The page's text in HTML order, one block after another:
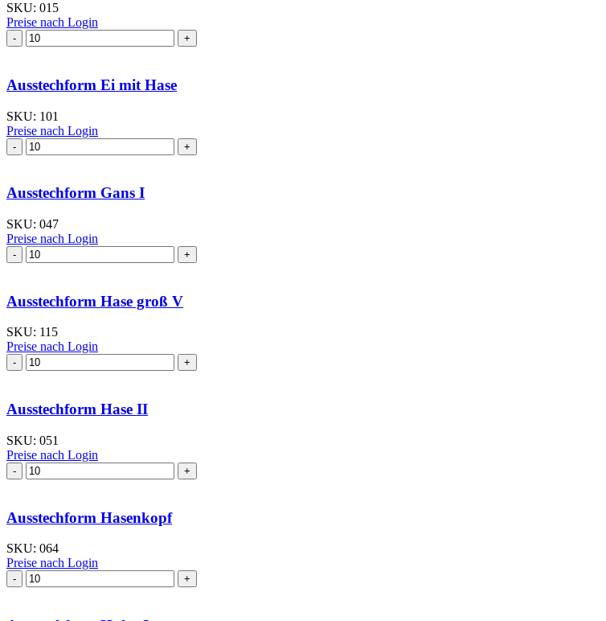
SKU: 015
Preise nach Login
Ausstechform
Mauskopf
mini
Menge
Ausstechform Ei mit Hase
SKU: 101
Preise nach Login
Ausstechform
Ei
Hase
Menge
Ausstechform Gans I
SKU: 047
Preise nach Login
Ausstechform Gans
I
Ausstechform Hase groß V
SKU: 115
Preise nach Login
Ausstechform Hase
groß
Menge
Ausstechform Hase II
SKU: 051
Preise nach Login
Ausstechform Hase
II
Ausstechform Hasenkopf
SKU: 064
Preise nach Login
Ausstechform Hasenkopf
Menge